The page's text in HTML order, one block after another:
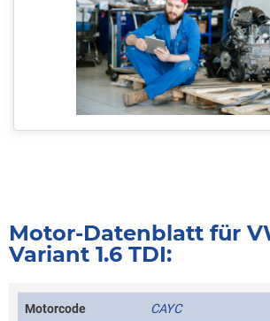
Motor-Datenblatt für
Variant 1.6 TDI:
Motorcode CAYC